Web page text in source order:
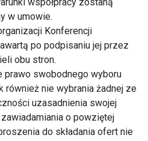
w umowie.
Konferencji
po podpisaniu jej przez
obu stron.
prawo swobodnego wyboru
również nie wybrania żadnej ze
uzasadnienia swojej
o powziętej
do składania ofert nie